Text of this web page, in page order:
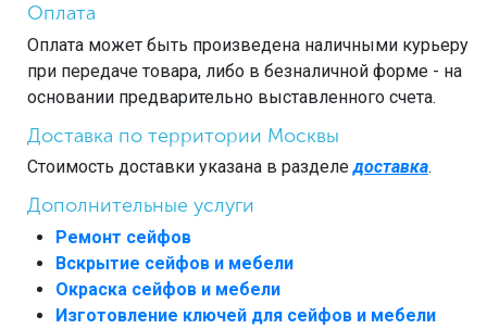
Оплата
Оплата может быть произведена наличными курьеру
при передаче товара, либо в безналичной форме - на
основании предварительно выставленного счета.
Доставка по территории Москвы
Стоимость доставки указана в разделедоставка.
Дополнительные услуги
Ремонт сейфов
Вскрытие сейфов и мебели
Окраска сейфов и мебели
Изготовление ключей для сейфов и мебели